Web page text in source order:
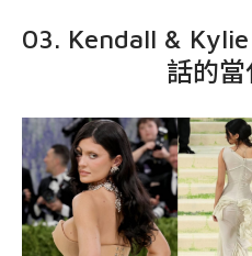
03. Kendall &
話的